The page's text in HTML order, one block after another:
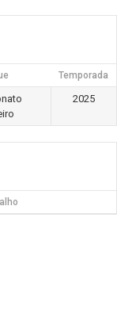
Temporada
2025